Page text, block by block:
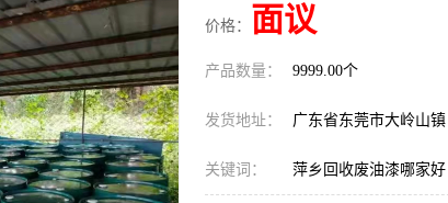
价格： 面议
产品数量： 9999.00个
发货地址： 广东省东莞市大岭山镇
关键词： 萍乡回收废油漆哪家好